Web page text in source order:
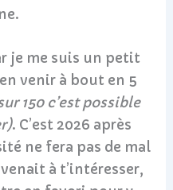
je me suis un petit
venir à bout en 5
150 c’est possible
. C’est 2026 après
ne fera pas de mal
à t’intéresser,